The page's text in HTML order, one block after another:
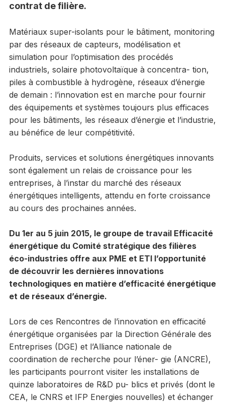
contrat de filière.
Matériaux super-isolants pour le bâtiment, monitoring
par des réseaux de capteurs, modélisation et
simulation pour l’optimisation des procédés
industriels, solaire photovoltaïque à concentra- tion,
piles à combustible à hydrogène, réseaux d’énergie
de demain : l’innovation est en marche pour fournir
des équipements et systèmes toujours plus efficaces
pour les bâtiments, les réseaux d’énergie et l’industrie,
au bénéfice de leur compétitivité.
Produits, services et solutions énergétiques innovants
sont également un relais de croissance pour les
entreprises, à l’instar du marché des réseaux
énergétiques intelligents, attendu en forte croissance
au cours des prochaines années.
Du 1er au 5 juin 2015, le groupe de travail Efficacité
énergétique du Comité stratégique des filières
éco-industries offre aux PME et ETI l’opportunité
de découvrir les dernières innovations
technologiques en matière d’efficacité énergétique
et de réseaux d’énergie.
Lors de ces Rencontres de l’innovation en efficacité
énergétique organisées par la Direction Générale des
Entreprises (DGE) et l’Alliance nationale de
coordination de recherche pour l’éner- gie (ANCRE),
les participants pourront visiter les installations de
quinze laboratoires de R&D pu- blics et privés (dont le
CEA, le CNRS et IFP Energies nouvelles) et échanger